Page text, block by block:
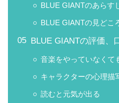
BLUE GIANTのあらす
BLUE GIANTの見どこ
BLUE GIANTの評価、
音楽をやっていなくて
キャラクターの心理描
読むと元気が出る